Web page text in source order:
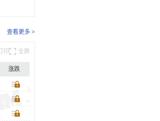
查看更多 >
印 全屏
涨跌